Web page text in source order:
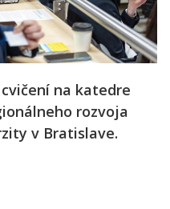
na katedre
rozvoja
v Bratislave.